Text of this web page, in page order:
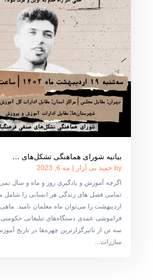
بیانیه شورای هماهنگی تشکل‌های …
by حمید بی آزار | مه 6, 2023
اگرچه آموزش و یادگیری روز و ماه و سال
تمامی فصل های زندگی هر انسانی را شامل
اردیبهشت را می‌توان ماه معلمان نامید.
فراموشی عمدی دستگاه‌های تبلیغاتی حکومتی،
سه تن از تاثیرگزارترین چهره‌ها در تاریخ
مبارزات...